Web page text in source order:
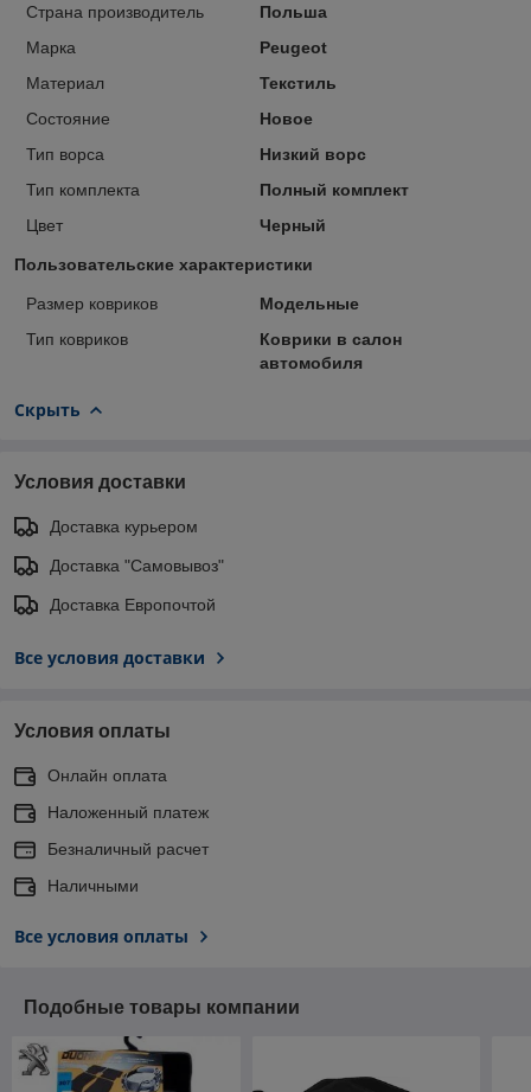
Страна производитель
Польша
Марка
Peugeot
Материал
Текстиль
Состояние
Новое
Тип ворса
Низкий ворс
Тип комплекта
Полный комплект
Цвет
Черный
Пользовательские характеристики
Размер ковриков
Модельные
Тип ковриков
Коврики в салон
автомобиля
Скрыть
Условия доставки
Доставка курьером
Доставка "Самовывоз"
Доставка Европочтой
Все условия доставки
Условия оплаты
Онлайн оплата
Наложенный платеж
Безналичный расчет
Наличными
Все условия оплаты
Подобные товары компании